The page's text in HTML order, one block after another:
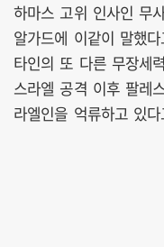
하마스 고위 인사인 무
알가드에 이같이 말했
타인의 또 다른 무장세
스라엘 공격 이후 팔레
라엘인을 억류하고 있